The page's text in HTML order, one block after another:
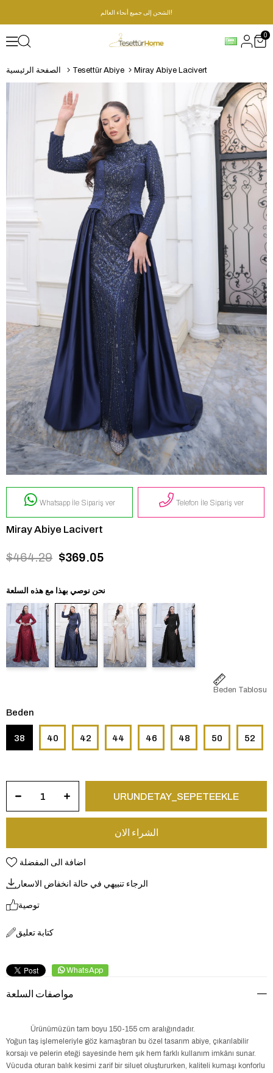
الشحن إلى جميع أنحاء العالم!
0
Tesettür Abiye Miray Abiye Lacivert
Whatsapp İle Sipariş ver Telefon İle Sipariş ver
Miray Abiye Lacivert
$464.29 $369.05
نحن نوصي بهذا مع هذه السلعة
Beden Tablosu
Beden
38 40 42 44 46 48 50 52
اضافة الى المفضلة
الرجاء تنبيهي في حالة انخفاض الاسعار
توصية
كتابة تعليق
WhatsApp
مواصفات السلعة
Ürünümüzün tam boyu 150-155 cm aralığındadır.
Yoğun taş işlemeleriyle göz kamaştıran bu özel tasarım abiye, çıkarılabilir
korsajı ve pelerin eteği sayesinde hem şık hem farklı kullanım imkânı sunar.
Vücuda oturan balık kesimi zarif bir siluet oluştururken, kaliteli kumaşı konforlu